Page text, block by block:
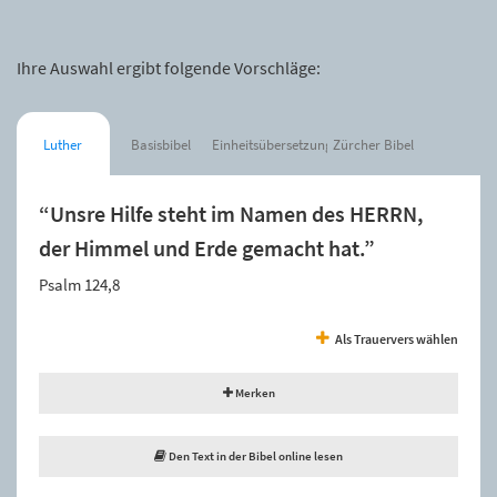
Ihre Auswahl ergibt folgende Vorschläge:
Luther Basisbibel Einheitsübersetzung Zürcher Bibel
“Unsre Hilfe steht im Namen des HERRN,
der Himmel und Erde gemacht hat.”
Psalm 124,8
Als Trauervers wählen
Merken
Den Text in der Bibel online lesen